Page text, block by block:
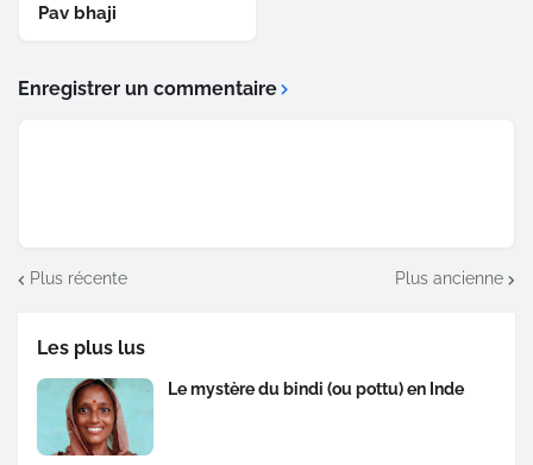
Pav bhaji
Enregistrer un commentaire
Plus récente Plus ancienne
Les plus lus
Le mystère du bindi (ou pottu) en Inde